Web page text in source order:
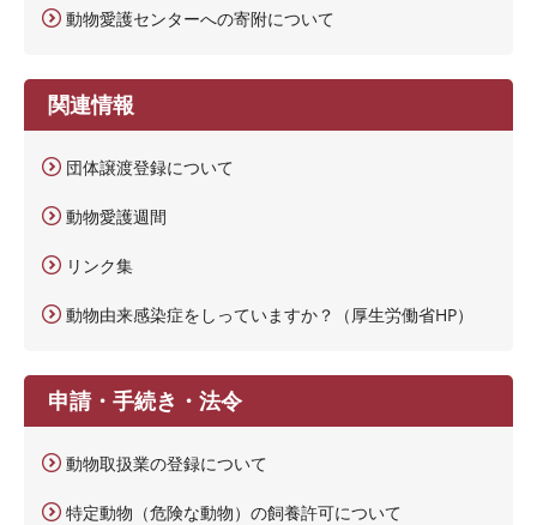
動物愛護センターへの寄附について
関連情報
団体譲渡登録について
動物愛護週間
リンク集
動物由来感染症をしっていますか？（厚生労働省HP）
申請・手続き・法令
動物取扱業の登録について
特定動物（危険な動物）の飼養許可について